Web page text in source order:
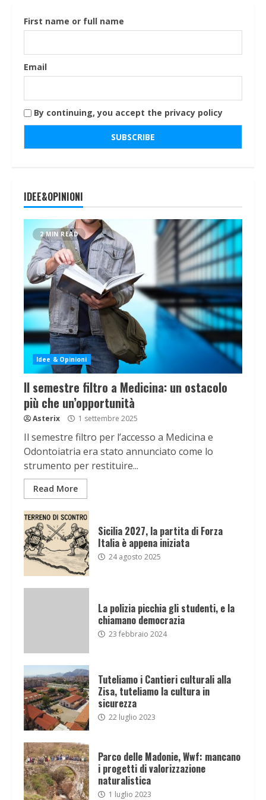
First name or full name
Email
By continuing, you accept the privacy policy
IDEE&OPINIONI
2 MIN READ
Idee & Opinioni
Il semestre filtro a Medicina: un ostacolo
più che un’opportunità
Asterix 1 settembre 2025
Il semestre filtro per l’accesso a Medicina e
Odontoiatria era stato annunciato come lo
strumento per restituire...
Read More
Sicilia 2027, la partita di Forza
Italia è appena iniziata
24 agosto 2025
La polizia picchia gli studenti, e la
chiamano democrazia
23 febbraio 2024
Tuteliamo i Cantieri culturali alla
Zisa, tuteliamo la cultura in
sicurezza
22 luglio 2023
Parco delle Madonie, Wwf: mancano
i progetti di valorizzazione
naturalistica
1 luglio 2023